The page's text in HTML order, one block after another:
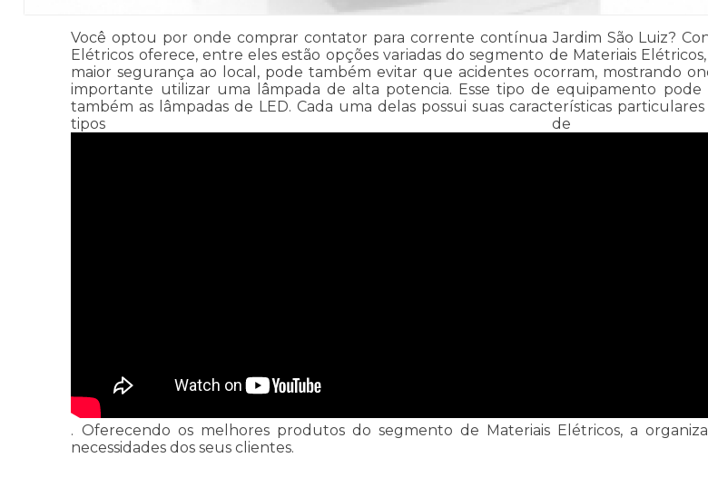
Você optou por onde comprar contator para corrente contínua Jardim São Luiz?
Elétricos oferece, entre eles estão opções variadas do segmento de Materiais
maior segurança ao local, pode também evitar que acidentes ocorram, mostrando
importante utilizar uma lâmpada de alta potencia. Esse tipo de equipamento pode
também as lâmpadas de LED. Cada uma delas possui suas características
tipos de
. Oferecendo os melhores produtos do segmento de Materiais Elétricos, a
necessidades dos seus clientes.